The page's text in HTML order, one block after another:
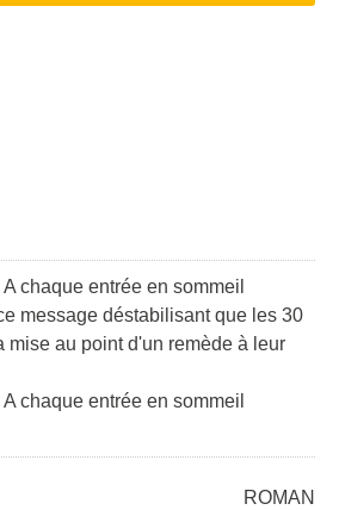
chaque entrée en sommeil
message déstabilisant que les 30
mise au point d'un remède à leur
chaque entrée en sommeil
ROMAN